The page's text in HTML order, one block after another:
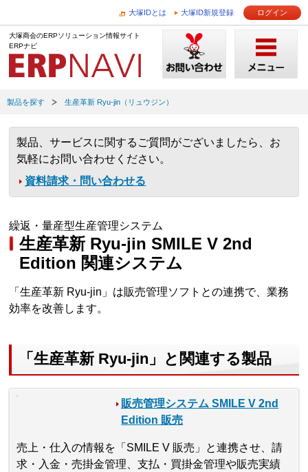
大塚IDとは 大塚ID新規登録 ログイン
大塚商会のERPソリューション情報サイト
ERPナビ
製品を探す 生産革新 Ryu-jin（リュウジン）
製品、サービスに関するご質問がございましたら、お
気軽にお問い合わせください。
資料請求・問い合わせる
繰返・量産型生産管理システム
生産革新 Ryu-jin SMILE V 2nd
Edition 関連システム
「生産革新 Ryu-jin」は販売管理ソフトとの連携で、業務
効率を改善します。
「生産革新 Ryu-jin」と関連する製品
販売管理システム SMILE V 2nd
Edition 販売
売上・仕入の情報を「SMILE V 販売」と連携させ、請
求・入金・売掛金管理、支払・買掛金管理や販売実績